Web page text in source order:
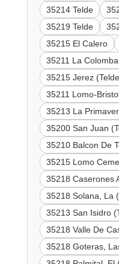
35214 Telde
35219 Telde
35215 El Calero
35211 La Colomba
35215 Jerez
35211 Lomo-
35213 La
35200 San Juan
35210 Balcon De
35215 Lomo
35218 Caserones
35218 Solana, La
35213 San Isidro
35218 Valle De
35218 Goteras,